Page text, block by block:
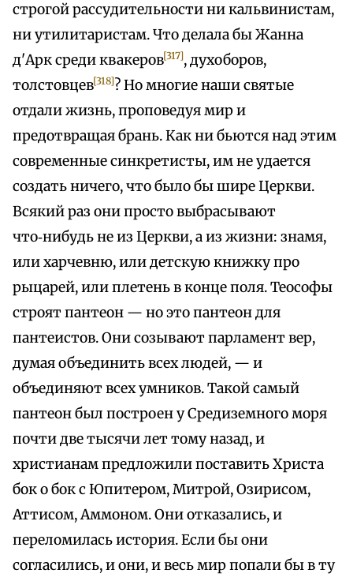
строгой рассудительности ни кальвинистам,
ни утилитаристам. Что делала бы Жанна
д'Арк среди квакеров[317], духоборов,
толстовцев[318]? Но многие наши святые
отдали жизнь, проповедуя мир и
предотвращая брань. Как ни бьются над этим
современные синкретисты, им не удается
создать ничего, что было бы шире Церкви.
Всякий раз они просто выбрасывают
что‑нибудь не из Церкви, а из жизни: знамя,
или харчевню, или детскую книжку про
рыцарей, или плетень в конце поля. Теософы
строят пантеон — но это пантеон для
пантеистов. Они созывают парламент вер,
думая объединить всех людей, — и
объединяют всех умников. Такой самый
пантеон был построен у Средиземного моря
почти две тысячи лет тому назад, и
христианам предложили поставить Христа
бок о бок с Юпитером, Митрой, Озирисом,
Аттисом, Аммоном. Они отказались, и
переломилась история. Если бы они
согласились, и они, и весь мир попали бы в ту